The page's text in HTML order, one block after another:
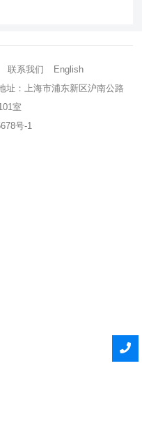
联系我们
English
址：上海市浦东新区沪南公路
室
号-1